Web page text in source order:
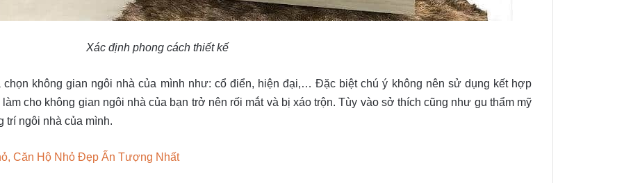
Xác định phong cách thiết kế
không gian ngôi nhà của mình như: cổ điển, hiện đại,… Đặc biệt chú ý không nên sử dụng kết hợp
cho không gian ngôi nhà của bạn trở nên rối mắt và bị xáo trộn. Tùy vào sở thích cũng như gu thẩm mỹ
trí ngôi nhà của mình.
Căn Hộ Nhỏ Đẹp Ấn Tượng Nhất